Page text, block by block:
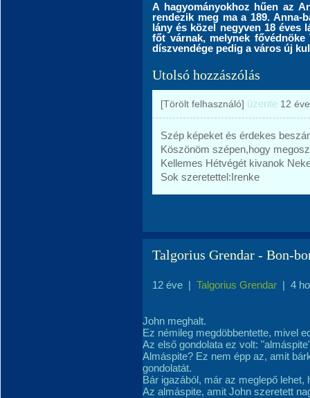
A hagyományokhoz hűen az
rendezik meg ma a 189. Anna-
lány és közel negyven 18 éves
főt várnak, melynek
díszvendége pedig a város új
Utolsó hozzászólás
[Törölt felhasználó] üzente 12 éve
Szép képeket és érdekes
Köszönöm szépen,hogy
Kellemes Hétvégét kivanok
Sok szeretettel:Irenke
Talgorius Grendar - Bon-
12 éve | Talgorius Grendar | 4
John meghalt.
Ez némileg megdöbbentette, mivel
Az első gondolata ez volt:
Almáspite? Ez nem épp az, amit
gondolatát.
Bár igazából, már az meglepő
Az almáspite, amit John szeretett